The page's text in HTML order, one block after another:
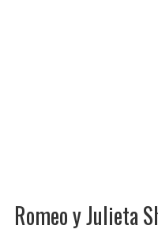
Romeo y Julieta